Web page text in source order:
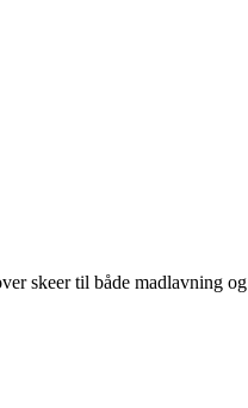
skeer til både madlavning og